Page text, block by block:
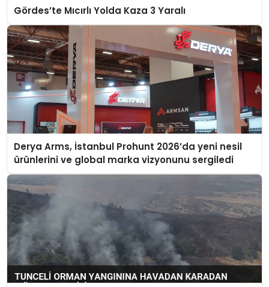
Gördes’te Mıcırlı Yolda Kaza 3 Yaralı
Derya Arms, İstanbul Prohunt 2026’da yeni nesil
ürünlerini ve global marka vizyonunu sergiledi